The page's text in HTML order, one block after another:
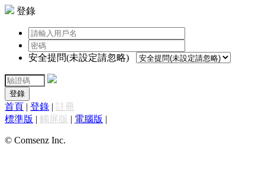
登錄
安全提問(未設定請忽略)
登錄
首頁 | 登錄 | 註冊
標準版 | 觸屏版 | 電腦版 |
© Comsenz Inc.